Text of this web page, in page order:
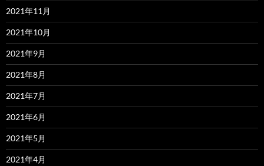
2021年11月
2021年10月
2021年9月
2021年8月
2021年7月
2021年6月
2021年5月
2021年4月